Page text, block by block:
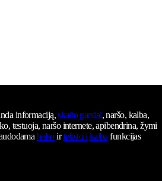
informaciją,skaito garsiai, naršo, kalba,
testuoja, naršo internete, apibendrina, žymi
balsoirteksto į kalbąfunkcijas